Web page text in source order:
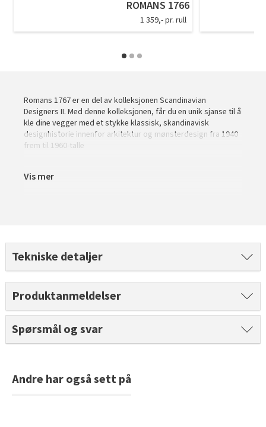
Bli inspirert av nye fargepaletter fra Årets Farge 2026!
Tarkett Shade Eik Soft Beige Parkett
ROMANS 1766
1 359,- pr. rull
Romans 1767 er en del av kolleksjonen Scandinavian
Designers II. Med denne kolleksjonen, får du en unik sjanse til å
kle dine vegger med et stykke klassisk, skandinavisk
designhistorie innenfor arkitektur og mønsterdesign fra 1940
frem til 1960-talle
Vis mer
Tekniske detaljer
Produktanmeldelser
Spørsmål og svar
Andre har også sett på